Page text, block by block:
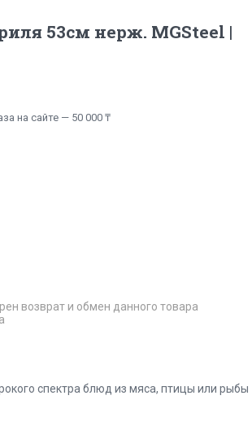
53см нерж. MGSteel |
на сайте — 50 000 ₸
возврат и обмен данного товара
спектра блюд из мяса, птицы или рыбы